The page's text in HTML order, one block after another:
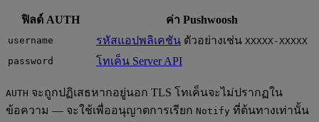
ฟิลด์ AUTH ค่า Pushwoosh
username รหัสแอปพลิเคชัน ตัวอย่างเช่น XXXXX-XXXXX
password
โทเค็น Server API
AUTH จะถูกปฏิเสธหากอยู่นอก TLS โทเค็นจะไม่ปรากฏใน
ข้อความ — จะใช้เพื่ออนุญาตการเรียก Notify ที่ต้นทางเท่านั้น